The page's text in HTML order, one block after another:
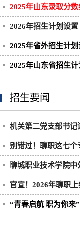
2025年山东录取分数
2026年招生计划设置
2025年省外招生计划
2025年山东省招生计
招生要闻
机关第二党支部书记
别错过！聊职这七个
聊城职业技术学院中
官宣！2026年聊职
“青春启航 职为你来